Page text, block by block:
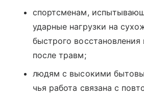
спортсменам,
ударные нагрузки на
быстрого
после травм;
людям с высокими
чья работа связана с